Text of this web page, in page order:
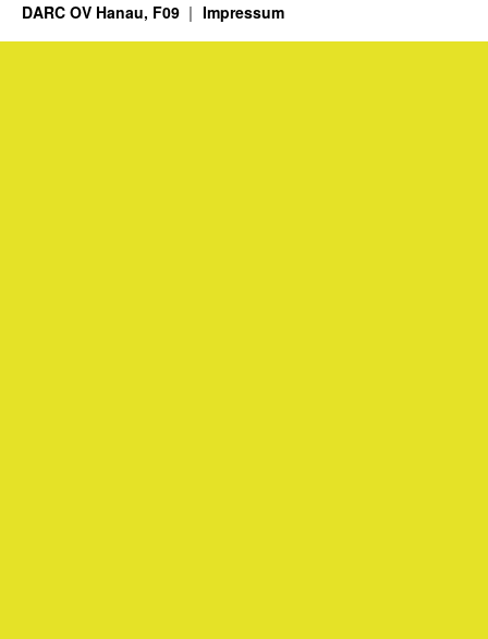
DARC OV Hanau, F09 Impressum